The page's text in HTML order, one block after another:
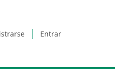
Entrar